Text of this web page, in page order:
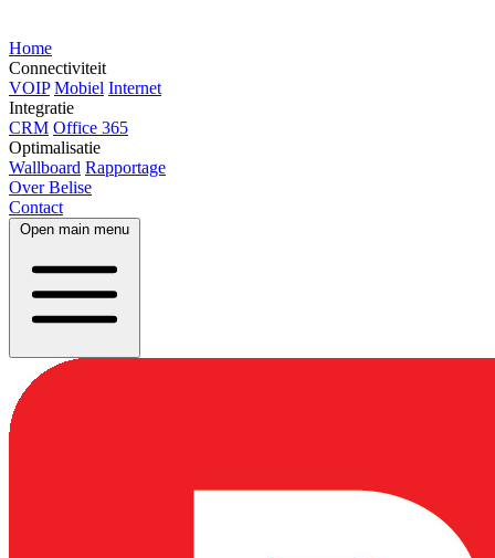
Home
Connectiviteit
VOIP Mobiel Internet
Integratie
CRM Office 365
Optimalisatie
Wallboard Rapportage
Over Belise
Contact
Open main menu